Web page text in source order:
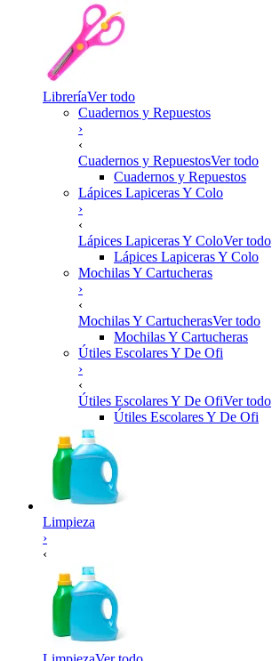
LibreríaVer todo
Cuadernos y Repuestos
›
‹
Cuadernos y RepuestosVer todo
Cuadernos y Repuestos
Lápices Lapiceras Y Colo
›
‹
Lápices Lapiceras Y ColoVer todo
Lápices Lapiceras Y Colo
Mochilas Y Cartucheras
›
‹
Mochilas Y CartucherasVer todo
Mochilas Y Cartucheras
Útiles Escolares Y De Ofi
›
‹
Útiles Escolares Y De OfiVer todo
Útiles Escolares Y De Ofi
Limpieza
›
‹